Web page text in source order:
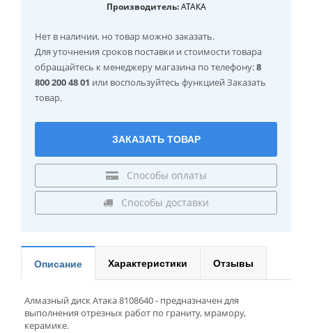
Производитель:АТАКА
Нет в наличии, но товар можно заказать.
Для уточнения сроков поставки и стоимости товара
обращайтесь к менеджеру магазина по телефону:8
800 200 48 01 или воспользуйтесь функцией Заказать
товар.
ЗАКАЗАТЬ ТОВАР
Способы оплаты
Способы доставки
Описание Характеристики Отзывы
Алмазный диск Атака 8108640 - предназначен для
выполнения отрезных работ по граниту, мрамору,
керамике.